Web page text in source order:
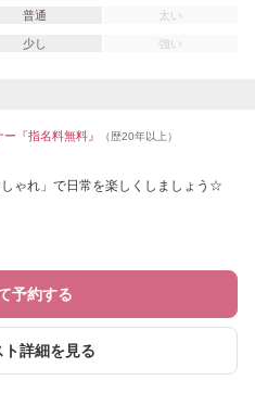
普通 太い
少し 強い
『指名料無料』 （歴20年以上）
しゃれ」で日常を楽しくしましょう☆
予約する
ト詳細を見る